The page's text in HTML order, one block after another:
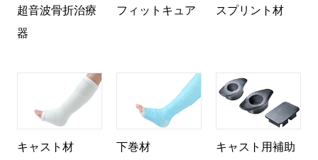
超音波骨折治療
器
フィットキュア スプリント材
キャスト材 下巻材
キャスト用補助